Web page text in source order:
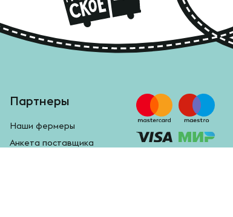
Партнеры
Наши фермеры
Анкета поставщика